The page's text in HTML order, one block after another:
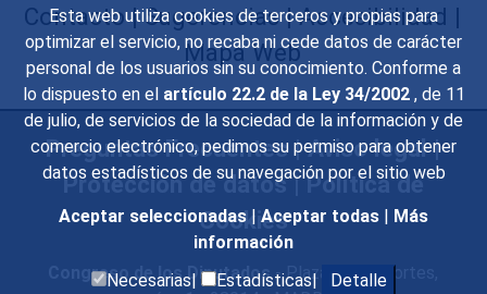
Esta web utiliza cookies de terceros y propias para
optimizar el servicio, no recaba ni cede datos de carácter
personal de los usuarios sin su conocimiento. Conforme a
lo dispuesto en el artículo 22.2 de la Ley 34/2002 , de 11
de julio, de servicios de la sociedad de la información y de
comercio electrónico, pedimos su permiso para obtener
datos estadísticos de su navegación por el sitio web
Aceptar seleccionadas | Aceptar todas | Más
información
Necesarias|
Estadísticas| Detalle
Contacto|Sugerencias|Accesibilidad |
Mapa Web
Preguntas Frecuentes|Aviso legal|
Protección de datos|Política de
Cookies
Congreso de los Diputados- Plaza de las Cortes,